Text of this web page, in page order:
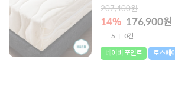
207,400원
14% 176,900원
5 0건
네이버 포인트 토스페이